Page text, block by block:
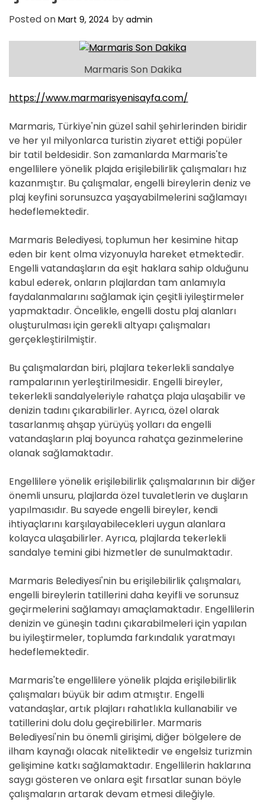
Posted on Mart 9, 2024 by admin
Marmaris Son Dakika
https://www.marmarisyenisayfa.com/
Marmaris, Türkiye'nin güzel sahil şehirlerinden biridir
ve her yıl milyonlarca turistin ziyaret ettiği popüler
bir tatil beldesidir. Son zamanlarda Marmaris'te
engellilere yönelik plajda erişilebilirlik çalışmaları hız
kazanmıştır. Bu çalışmalar, engelli bireylerin deniz ve
plaj keyfini sorunsuzca yaşayabilmelerini sağlamayı
hedeflemektedir.
Marmaris Belediyesi, toplumun her kesimine hitap
eden bir kent olma vizyonuyla hareket etmektedir.
Engelli vatandaşların da eşit haklara sahip olduğunu
kabul ederek, onların plajlardan tam anlamıyla
faydalanmalarını sağlamak için çeşitli iyileştirmeler
yapmaktadır. Öncelikle, engelli dostu plaj alanları
oluşturulması için gerekli altyapı çalışmaları
gerçekleştirilmiştir.
Bu çalışmalardan biri, plajlara tekerlekli sandalye
rampalarının yerleştirilmesidir. Engelli bireyler,
tekerlekli sandalyeleriyle rahatça plaja ulaşabilir ve
denizin tadını çıkarabilirler. Ayrıca, özel olarak
tasarlanmış ahşap yürüyüş yolları da engelli
vatandaşların plaj boyunca rahatça gezinmelerine
olanak sağlamaktadır.
Engellilere yönelik erişilebilirlik çalışmalarının bir diğer
önemli unsuru, plajlarda özel tuvaletlerin ve duşların
yapılmasıdır. Bu sayede engelli bireyler, kendi
ihtiyaçlarını karşılayabilecekleri uygun alanlara
kolayca ulaşabilirler. Ayrıca, plajlarda tekerlekli
sandalye temini gibi hizmetler de sunulmaktadır.
Marmaris Belediyesi'nin bu erişilebilirlik çalışmaları,
engelli bireylerin tatillerini daha keyifli ve sorunsuz
geçirmelerini sağlamayı amaçlamaktadır. Engellilerin
denizin ve güneşin tadını çıkarabilmeleri için yapılan
bu iyileştirmeler, toplumda farkındalık yaratmayı
hedeflemektedir.
Marmaris'te engellilere yönelik plajda erişilebilirlik
çalışmaları büyük bir adım atmıştır. Engelli
vatandaşlar, artık plajları rahatlıkla kullanabilir ve
tatillerini dolu dolu geçirebilirler. Marmaris
Belediyesi'nin bu önemli girişimi, diğer bölgelere de
ilham kaynağı olacak niteliktedir ve engelsiz turizmin
gelişimine katkı sağlamaktadır. Engellilerin haklarına
saygı gösteren ve onlara eşit fırsatlar sunan böyle
çalışmaların artarak devam etmesi dileğiyle.